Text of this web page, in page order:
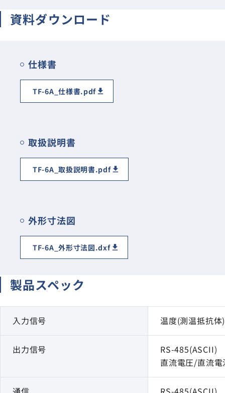
資料ダウンロード
仕様書
TF-6A_仕様書.pdf
取扱説明書
TF-6A_取扱説明書.pdf
外形寸法図
TF-6A_外形寸法図.dxf
製品スペック
入力信号 温度(測温抵抗体)
出力信号
RS-485(ASCII)
直流電圧/直流電